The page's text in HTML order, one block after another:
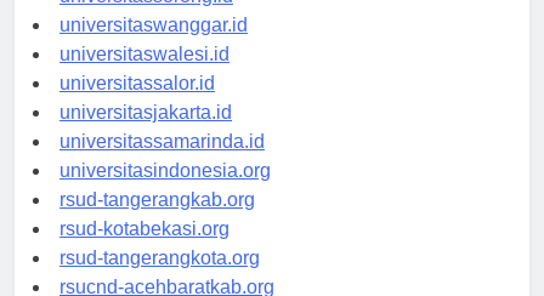
universitassorong.id
universitaswanggar.id
universitaswalesi.id
universitassalor.id
universitasjakarta.id
universitassamarinda.id
universitasindonesia.org
rsud-tangerangkab.org
rsud-kotabekasi.org
rsud-tangerangkota.org